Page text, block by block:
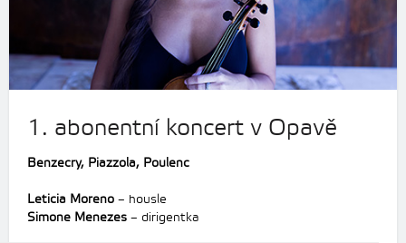
1. abonentní koncert v Opavě
Benzecry, Piazzola, Poulenc
Leticia Moreno – housle
Simone Menezes – dirigentka